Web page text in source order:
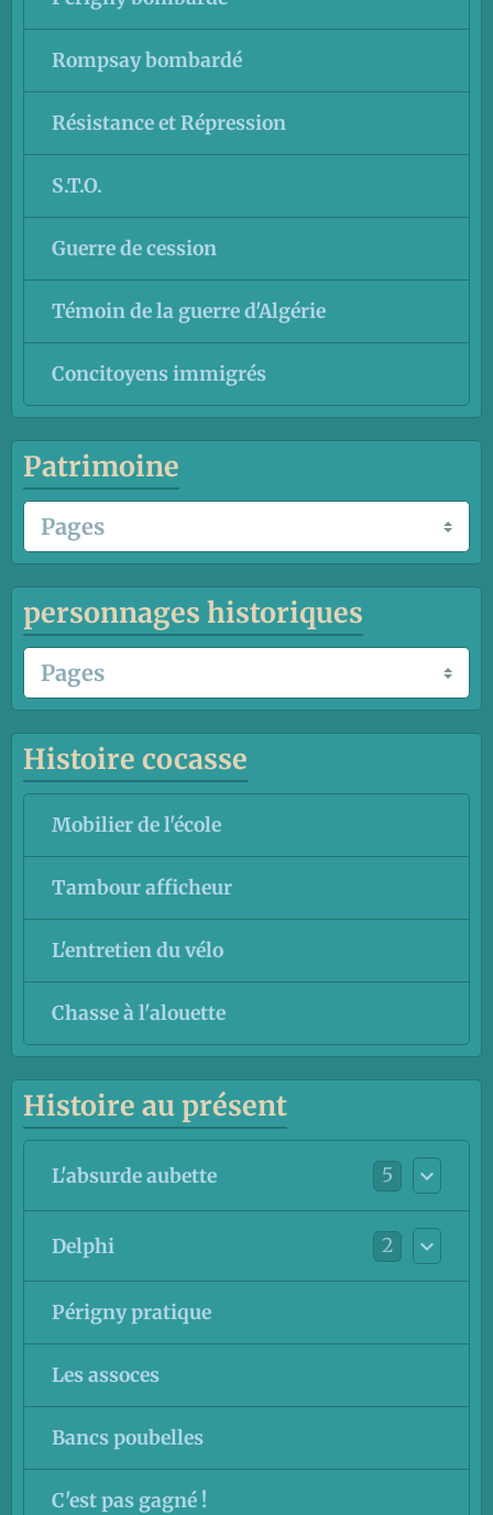
Rompsay bombardé
Résistance et Répression
S.T.O.
Guerre de cession
Témoin de la guerre d'Algérie
Concitoyens immigrés
Patrimoine
personnages historiques
Histoire cocasse
Mobilier de l'école
Tambour afficheur
L'entretien du vélo
Chasse à l'alouette
Histoire au présent
L'absurde aubette 5
Delphi 2
Périgny pratique
Les assoces
Bancs poubelles
C'est pas gagné !